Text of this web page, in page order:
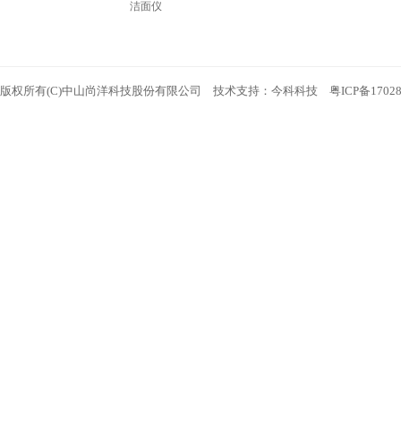
洁面仪
版权所有(C)中山尚洋科技股份有限公司 技术支持： 今科科技 粤ICP备